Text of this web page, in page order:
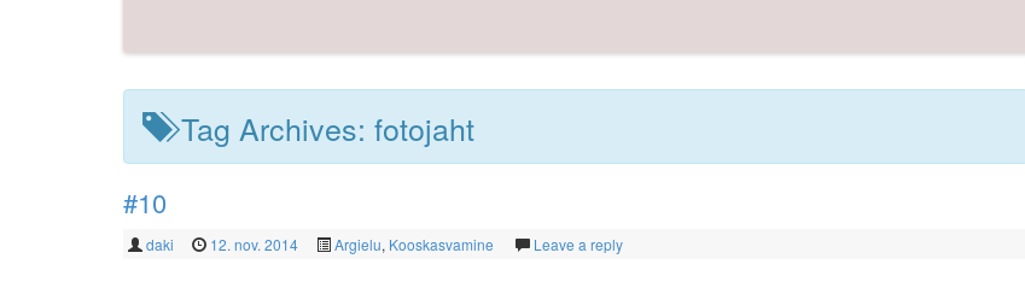
Tag Archives: fotojaht
#10
daki 12. nov. 2014 Argielu, Kooskasvamine Leave a reply